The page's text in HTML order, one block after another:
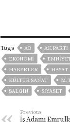
Tags AB AK PARTİ
EKONOMİ
HABERLER
HAYAT
KÜLTÜR SANAT
M.
SALGIN
SİYASET
Previous
İş Adamı